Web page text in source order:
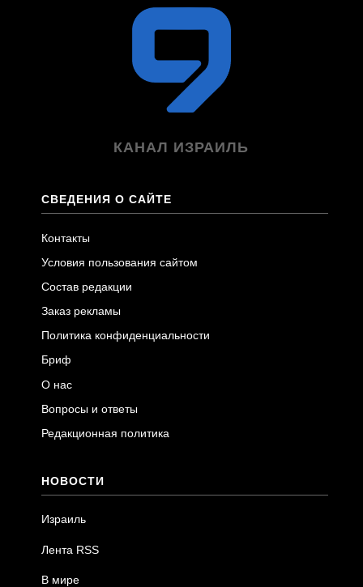
КАНАЛ ИЗРАИЛЬ
СВЕДЕНИЯ О САЙТЕ
Контакты
Условия пользования сайтом
Состав редакции
Заказ рекламы
Политика конфиденциальности
Бриф
О нас
Вопросы и ответы
Редакционная политика
НОВОСТИ
Израиль
Лента RSS
В мире